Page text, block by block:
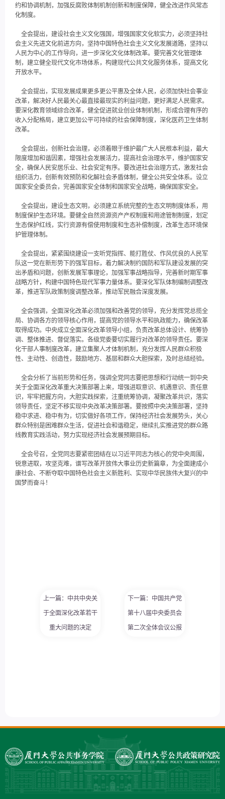
约和协调机制，加强反腐败体制机制创新和制度保障，健全改进作风常态
化制度。
全会提出，建设社会主义文化强国，增强国家文化软实力，必须坚持社
会主义先进文化前进方向，坚持中国特色社会主义文化发展道路，坚持以
人民为中心的工作导向，进一步深化文化体制改革。要完善文化管理体
制，建立健全现代文化市场体系，构建现代公共文化服务体系，提高文化
开放水平。
全会提出，实现发展成果更多更公平惠及全体人民，必须加快社会事业
改革，解决好人民最关心最直接最现实的利益问题，更好满足人民需求。
要深化教育领域综合改革，健全促进就业创业体制机制，形成合理有序的
收入分配格局，建立更加公平可持续的社会保障制度，深化医药卫生体制
改革。
全会提出，创新社会治理，必须着眼于维护最广大人民根本利益，最大
限度增加和谐因素，增强社会发展活力，提高社会治理水平，维护国家安
全，确保人民安居乐业、社会安定有序。要改进社会治理方式，激发社会
组织活力，创新有效预防和化解社会矛盾体制，健全公共安全体系。设立
国家安全委员会，完善国家安全体制和国家安全战略，确保国家安全。
全会提出，建设生态文明，必须建立系统完整的生态文明制度体系，用
制度保护生态环境。要健全自然资源资产产权制度和用途管制制度，划定
生态保护红线，实行资源有偿使用制度和生态补偿制度，改革生态环境保
护管理体制。
全会提出，紧紧围绕建设一支听党指挥、能打胜仗、作风优良的人民军
队这一党在新形势下的强军目标，着力解决制约国防和军队建设发展的突
出矛盾和问题，创新发展军事理论，加强军事战略指导，完善新时期军事
战略方针，构建中国特色现代军事力量体系。要深化军队体制编制调整改
革，推进军队政策制度调整改革，推动军民融合深度发展。
全会强调，全面深化改革必须加强和改善党的领导，充分发挥党总揽全
局、协调各方的领导核心作用，提高党的领导水平和执政能力，确保改革
取得成功。中央成立全面深化改革领导小组，负责改革总体设计、统筹协
调、整体推进、督促落实。各级党委要切实履行对改革的领导责任。要深
化干部人事制度改革，建立集聚人才体制机制，充分发挥人民群众积极
性、主动性、创造性，鼓励地方、基层和群众大胆探索，及时总结经验。
全会分析了当前形势和任务，强调全党同志要把思想和行动统一到中央
关于全面深化改革重大决策部署上来，增强进取意识、机遇意识、责任意
识，牢牢把握方向，大胆实践探索，注重统筹协调，凝聚改革共识，落实
领导责任，坚定不移实现中央改革决策部署。要按照中央决策部署，坚持
稳中求进、稳中有为，切实做好各项工作，保持经济社会发展势头，关心
群众特别是困难群众生活，促进社会和谐稳定，继续扎实推进党的群众路
线教育实践活动，努力实现经济社会发展预期目标。
全会号召，全党同志要紧密团结在以习近平同志为核心的党中央周围，
锐意进取，攻坚克难，谱写改革开放伟大事业历史新篇章，为全面建成小
康社会、不断夺取中国特色社会主义新胜利、实现中华民族伟大复兴的中
国梦而奋斗！
上一篇：中共中央关
于全面深化改革若干
重大问题的决定
下一篇：中国共产党
第十八届中央委员会
第二次全体会议公报